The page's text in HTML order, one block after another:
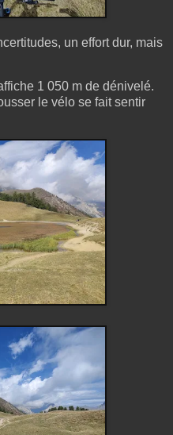
un effort dur, mais
1 050 m de dénivelé.
le vélo se fait sentir